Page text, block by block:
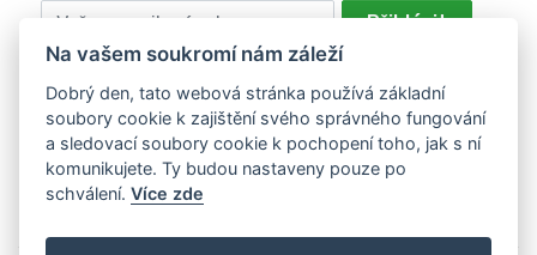
Email Přihlásit
Odesláním souhlasíte se zpracováním osobních údajů za účelem
nabízení a zpracování marketingových nabídek společností Marie
Haščáková, IČ: 48488861 se sídlem Bánov 697. Máte právo svůj
souhlas odvolat. Více informací vzásadách zpracování osobních
údajů.
Na vašem soukromí nám záleží
Dobrý den, tato webová stránka používá základní
soubory cookie k zajištění svého správného fungování
a sledovací soubory cookie k pochopení toho, jak s ní
komunikujete. Ty budou nastaveny pouze po
schválení.Více zde